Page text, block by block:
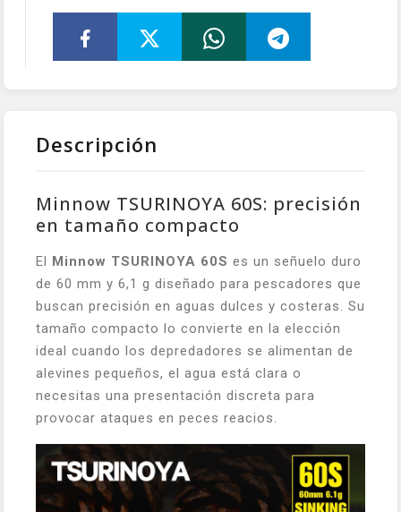
Descripción
Minnow TSURINOYA 60S: precisión
en tamaño compacto
El Minnow TSURINOYA 60S es un señuelo duro
de 60 mm y 6,1 g diseñado para pescadores que
buscan precisión en aguas dulces y costeras. Su
tamaño compacto lo convierte en la elección
ideal cuando los depredadores se alimentan de
alevines pequeños, el agua está clara o
necesitas una presentación discreta para
provocar ataques en peces reacios.